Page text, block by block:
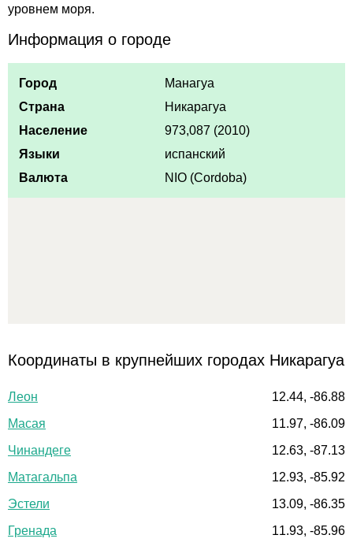
уровнем моря.
Информация о городе
Город
Манагуа
Страна
Никарагуа
Население
973,087 (2010)
Языки
испанский
Валюта
NIO (Cordoba)
Координаты в крупнейших городах Никарагуа
Леон
12.44, -86.88
Масая
11.97, -86.09
Чинандеге
12.63, -87.13
Матагальпа
12.93, -85.92
Эстели
13.09, -86.35
Гренада
11.93, -85.96